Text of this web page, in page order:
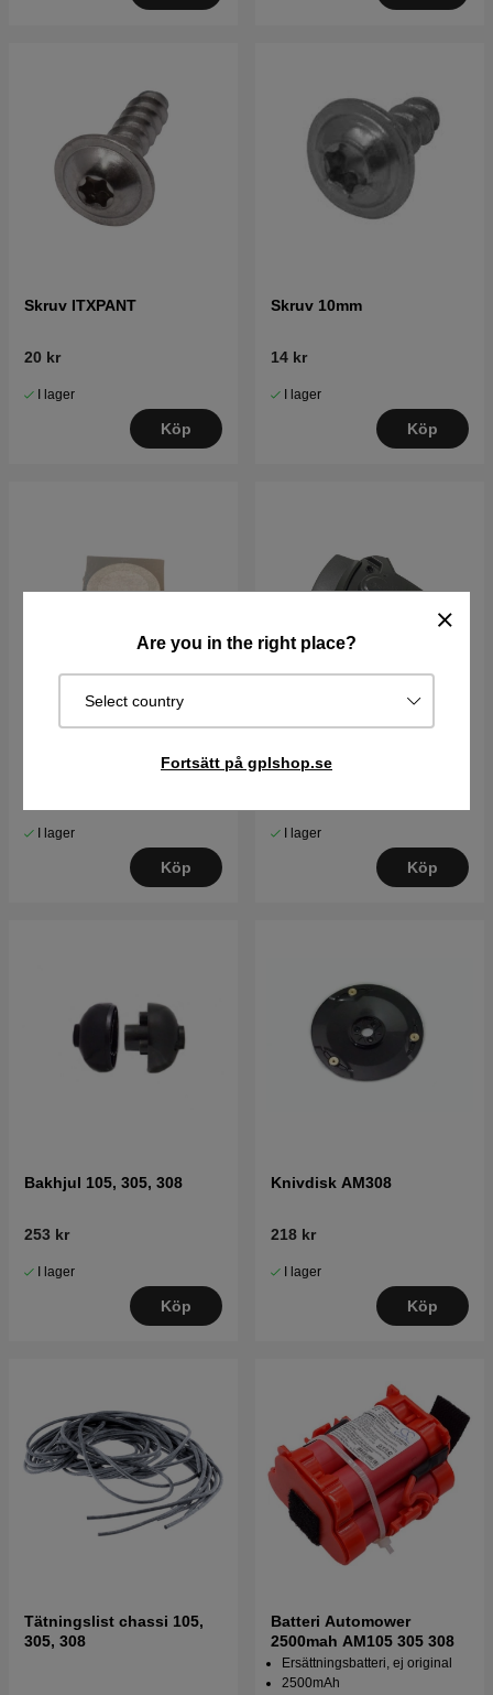
Are you in the right place?
Select country
Fortsätt på gplshop.se
Skruv ITXPANT
20 kr
I lager
Köp
Skruv 10mm
14 kr
I lager
Köp
I lager
Köp
I lager
Köp
Bakhjul 105, 305, 308
253 kr
I lager
Köp
Knivdisk AM308
218 kr
I lager
Köp
Tätningslist chassi 105,
305, 308
Batteri Automower
2500mah AM105 305 308
Ersättningsbatteri, ej original
2500mAh